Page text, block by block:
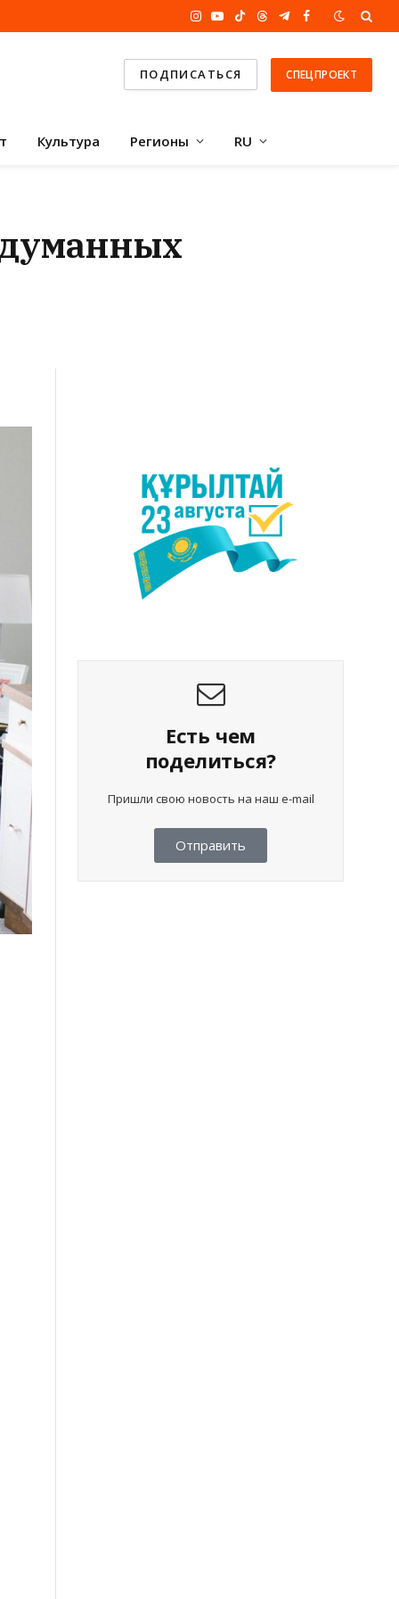
Instagram
YouTube
TikTokThreadsTelegram
Facebook
ПОДПИСАТЬСЯ СПЕЦПРОЕКТ
Культура Регионы RU
Есть чем
поделиться?
Пришли свою новость на наш e-mail
Отправить